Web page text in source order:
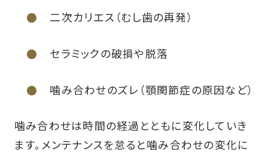
二次カリエス（むし歯の再発）
セラミックの破損や脱落
噛み合わせのズレ（顎関節症の原因など）
噛み合わせは時間の経過とともに変化していき
ます。メンテナンスを怠ると噛み合わせの変化に